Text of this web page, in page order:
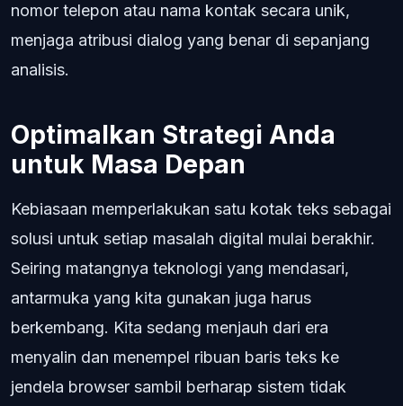
nomor telepon atau nama kontak secara unik,
menjaga atribusi dialog yang benar di sepanjang
analisis.
Optimalkan Strategi Anda
untuk Masa Depan
Kebiasaan memperlakukan satu kotak teks sebagai
solusi untuk setiap masalah digital mulai berakhir.
Seiring matangnya teknologi yang mendasari,
antarmuka yang kita gunakan juga harus
berkembang. Kita sedang menjauh dari era
menyalin dan menempel ribuan baris teks ke
jendela browser sambil berharap sistem tidak